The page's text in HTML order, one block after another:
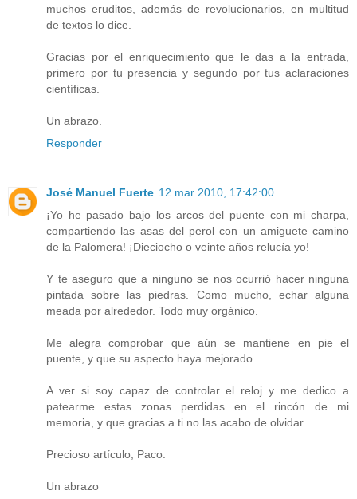
muchos eruditos, además de revolucionarios, en multitud
de textos lo dice.
Gracias por el enriquecimiento que le das a la entrada,
primero por tu presencia y segundo por tus aclaraciones
científicas.
Un abrazo.
Responder
José Manuel Fuerte 12 mar 2010, 17:42:00
¡Yo he pasado bajo los arcos del puente con mi charpa,
compartiendo las asas del perol con un amiguete camino
de la Palomera! ¡Dieciocho o veinte años relucía yo!
Y te aseguro que a ninguno se nos ocurrió hacer ninguna
pintada sobre las piedras. Como mucho, echar alguna
meada por alrededor. Todo muy orgánico.
Me alegra comprobar que aún se mantiene en pie el
puente, y que su aspecto haya mejorado.
A ver si soy capaz de controlar el reloj y me dedico a
patearme estas zonas perdidas en el rincón de mi
memoria, y que gracias a ti no las acabo de olvidar.
Precioso artículo, Paco.
Un abrazo